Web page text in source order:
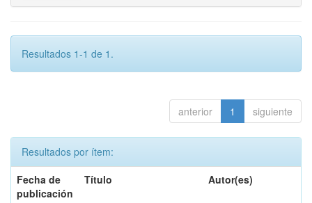
Resultados 1-1 de 1.
anterior 1 siguiente
Resultados por ítem:
Fecha de
publicación
Título Autor(es)